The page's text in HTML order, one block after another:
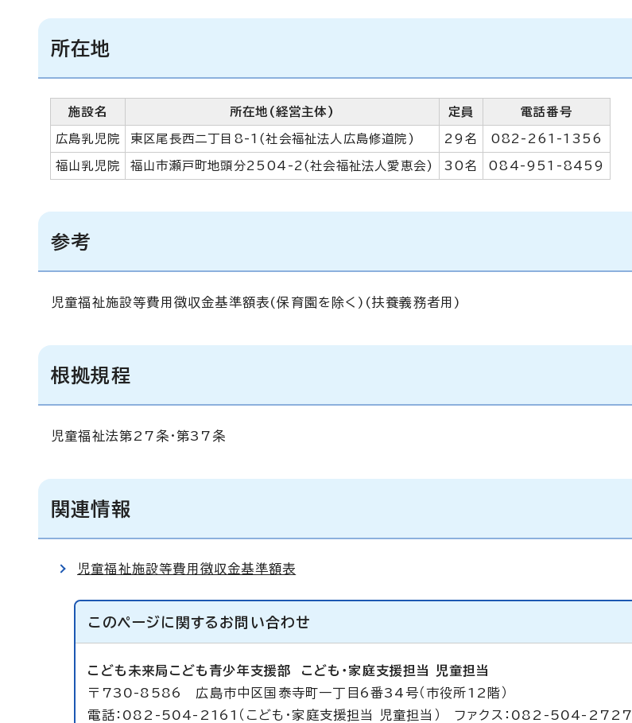
所在地
施設名 所在地(経営主体) 定員 電話番号
広島乳児院 東区尾長西二丁目8-1(社会福祉法人広島修道院) 29名 082-261-1356
福山乳児院 福山市瀬戸町地頭分2504-2(社会福祉法人愛恵会) 30名 084-951-8459
参考
児童福祉施設等費用徴収金基準額表(保育園を除く)(扶養義務者用)
根拠規程
児童福祉法第27条・第37条
関連情報
児童福祉施設等費用徴収金基準額表
このページに関する お問い合わせ
こども未来局こども青少年支援部 こども・家庭支援担当 児童担当
〒730-8586 広島市中区国泰寺町一丁目6番34号（市役所12階）
電話：082-504-2161（こども・家庭支援担当 児童担当） ファクス：082-504-2727